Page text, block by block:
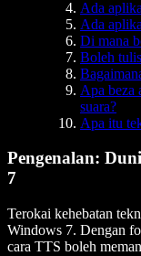
Ada
Ada
Di mana
Boleh
Apa beza
suara?
Apa itu
Pengenalan:
7
Terokai kehebatan
Windows 7. Dengan
cara TTS boleh